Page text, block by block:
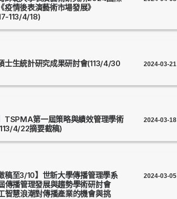
疫情後表演藝術市場發展》
113/4/18)
士生統計研究成果研討會(113/4/30
2024-03-21
TSPMA第一屆策略與績效管理學術
4/22摘要截稿)
2024-03-18
稿至3/10】世新大學傳播管理學系
傳播管理發展與趨勢學術研討會
智慧浪潮對傳播產業的機會與挑
2024-03-05